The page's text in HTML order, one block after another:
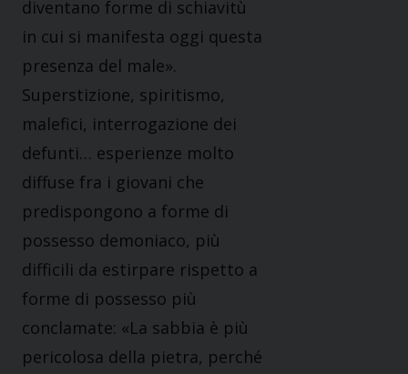
diventano forme di schiavitù
in cui si manifesta oggi questa
presenza del male».
Superstizione, spiritismo,
malefici, interrogazione dei
defunti… esperienze molto
diffuse fra i giovani che
predispongono a forme di
possesso demoniaco, più
difficili da estirpare rispetto a
forme di possesso più
conclamate: «La sabbia è più
pericolosa della pietra, perché